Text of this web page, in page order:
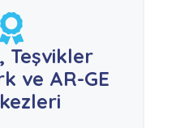
Teşvikler
ve AR-GE